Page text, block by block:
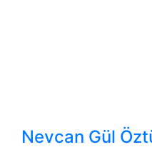
Nevcan Gül